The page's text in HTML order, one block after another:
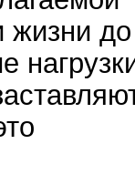
жизни